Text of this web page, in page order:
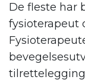
De fleste har
fysioterapeut